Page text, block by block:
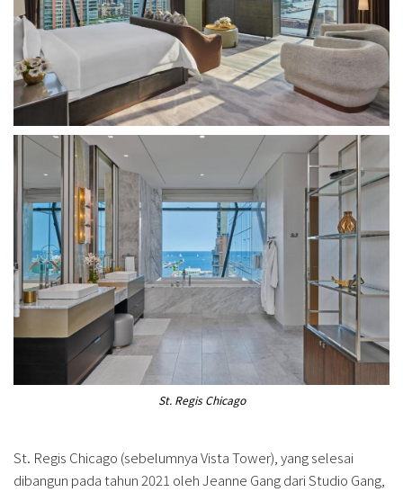
St. Regis Chicago
St. Regis Chicago (sebelumnya Vista Tower), yang selesai
dibangun pada tahun 2021 oleh Jeanne Gang dari Studio Gang,